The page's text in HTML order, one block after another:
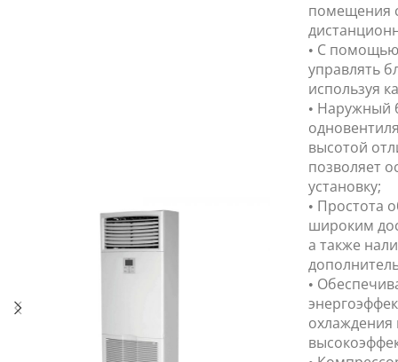
помещения
• С
управлять
используя
• Наружный
высотой
позволяет
установку;
• Простота
широким
а также
•
охлаждения